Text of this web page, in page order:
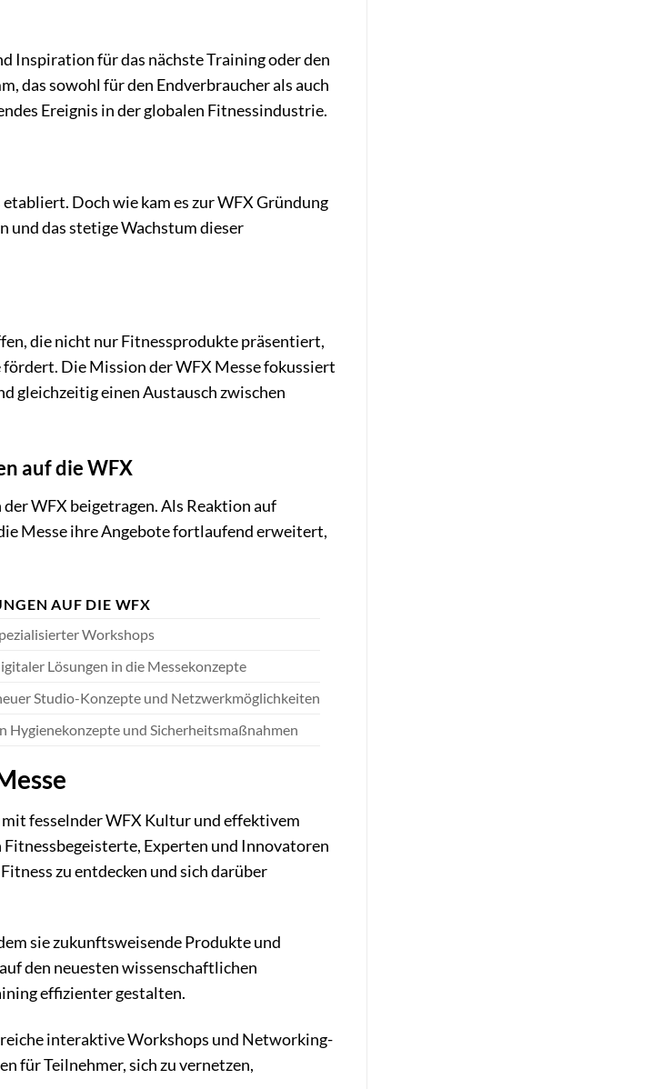
Inspiration für das nächste Training oder den
das sowohl für den Endverbraucher als auch
Ereignis in der globalen Fitnessindustrie.
Doch wie kam es zur WFX Gründung
und das stetige Wachstum dieser
die nicht nur Fitnessprodukte präsentiert,
Die Mission der WFX Messe fokussiert
gleichzeitig einen Austausch zwischen
auf die WFX
WFX beigetragen. Als Reaktion auf
Messe ihre Angebote fortlaufend erweitert,
AUF DIE WFX
Workshops
Lösungen in die Messekonzepte
Studio-Konzepte und Netzwerkmöglichkeiten
Hygienekonzepte und Sicherheitsmaßnahmen
fesselnder WFX Kultur und effektivem
Experten und Innovatoren
zu entdecken und sich darüber
sie zukunftsweisende Produkte und
den neuesten wissenschaftlichen
effizienter gestalten.
interaktive Workshops und Networking-
für Teilnehmer, sich zu vernetzen,